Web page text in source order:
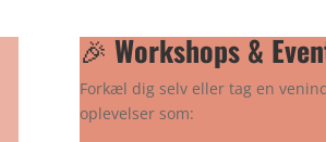
🎉Workshops &
Forkæl dig selv eller tag en
oplevelser som: